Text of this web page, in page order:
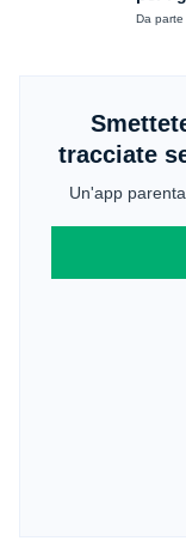
Da parte
tracciate
Un'app